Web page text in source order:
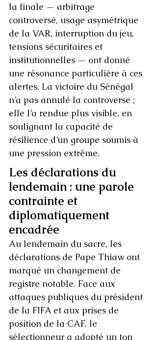
la finale — arbitrage
controversé, usage asymétrique
de la VAR, interruption du jeu,
tensions sécuritaires et
institutionnelles — ont donné
une résonance particulière à ces
alertes. La victoire du Sénégal
n’a pas annulé la controverse ;
elle l’a rendue plus visible, en
soulignant la capacité de
résilience d’un groupe soumis à
une pression extrême.
Les déclarations du
lendemain : une parole
contrainte et
diplomatiquement
encadrée
Au lendemain du sacre, les
déclarations de Pape Thiaw ont
marqué un changement de
registre notable. Face aux
attaques publiques du président
de la FIFA et aux prises de
position de la CAF, le
sélectionneur a adopté un ton